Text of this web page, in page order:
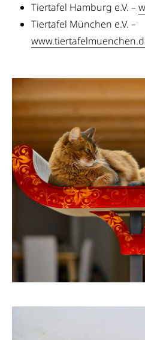
Tiertafel Hamburg e.V. –
Tiertafel München e.V. –